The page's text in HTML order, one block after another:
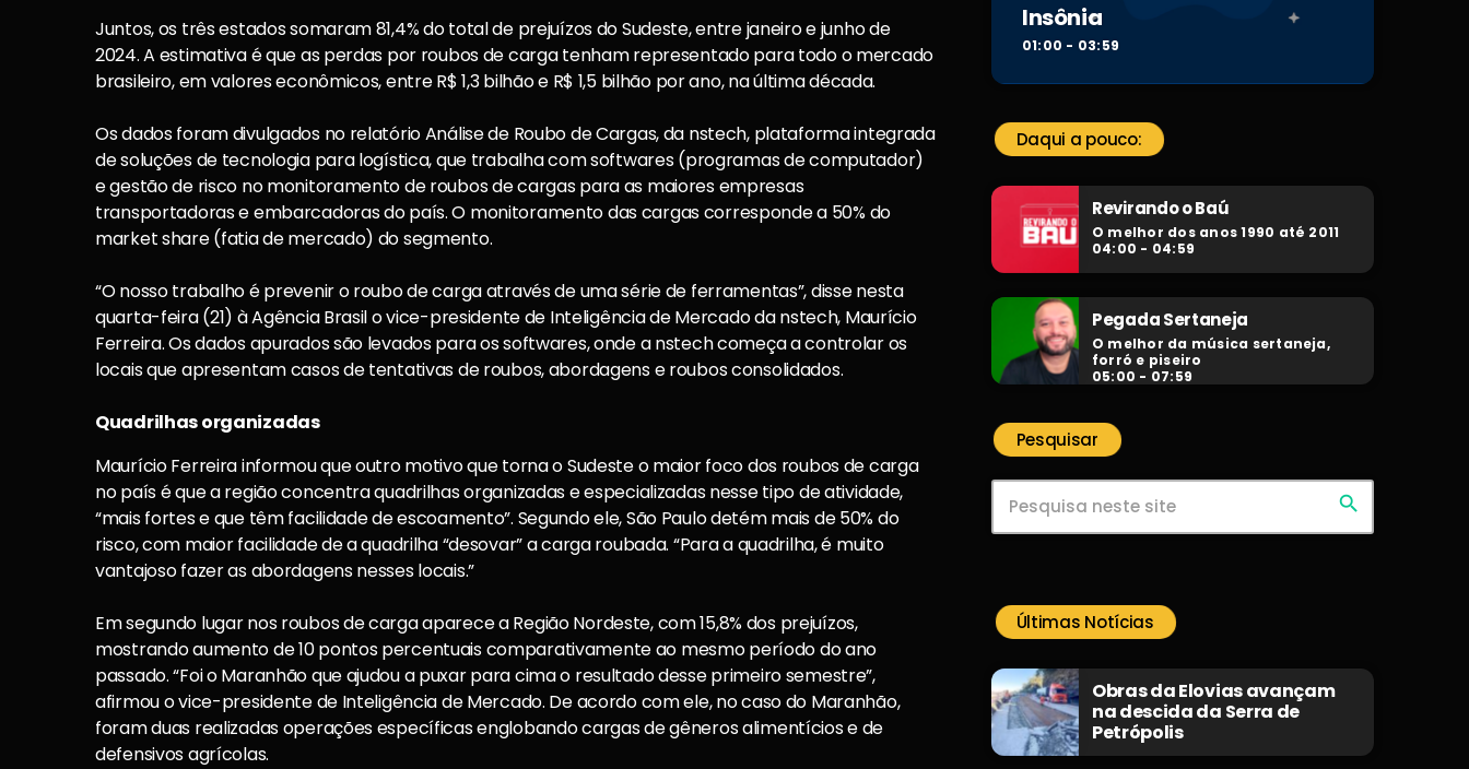
Juntos, os três estados somaram 81,4% do total de prejuízos do Sudeste, entre janeiro e junho de
2024. A estimativa é que as perdas por roubos de carga tenham representado para todo o mercado
brasileiro, em valores econômicos, entre R$ 1,3 bilhão e R$ 1,5 bilhão por ano, na última década.
Os dados foram divulgados no relatório Análise de Roubo de Cargas, da nstech, plataforma integrada
de soluções de tecnologia para logística, que trabalha com softwares (programas de computador)
e gestão de risco no monitoramento de roubos de cargas para as maiores empresas
transportadoras e embarcadoras do país. O monitoramento das cargas corresponde a 50% do
market share (fatia de mercado) do segmento.
“O nosso trabalho é prevenir o roubo de carga através de uma série de ferramentas”, disse nesta
quarta-feira (21) à Agência Brasil o vice-presidente de Inteligência de Mercado da nstech, Maurício
Ferreira. Os dados apurados são levados para os softwares, onde a nstech começa a controlar os
locais que apresentam casos de tentativas de roubos, abordagens e roubos consolidados.
Quadrilhas organizadas
Maurício Ferreira informou que outro motivo que torna o Sudeste o maior foco dos roubos de carga
no país é que a região concentra quadrilhas organizadas e especializadas nesse tipo de atividade,
“mais fortes e que têm facilidade de escoamento”. Segundo ele, São Paulo detém mais de 50% do
risco, com maior facilidade de a quadrilha “desovar” a carga roubada. “Para a quadrilha, é muito
vantajoso fazer as abordagens nesses locais.”
Em segundo lugar nos roubos de carga aparece a Região Nordeste, com 15,8% dos prejuízos,
mostrando aumento de 10 pontos percentuais comparativamente ao mesmo período do ano
passado. “Foi o Maranhão que ajudou a puxar para cima o resultado desse primeiro semestre”,
afirmou o vice-presidente de Inteligência de Mercado. De acordo com ele, no caso do Maranhão,
foram duas realizadas operações específicas englobando cargas de gêneros alimentícios e de
defensivos agrícolas.
Insônia
01:00 - 03:59
Daqui a pouco:
Revirando o Baú
O melhor dos anos 1990 até 2011
04:00 - 04:59
Pegada Sertaneja
O melhor da música sertaneja,
forró e piseiro
05:00 - 07:59
Pesquisar
search
Últimas Notícias
Obras da Elovias avançam
na descida da Serra de
Petrópolis